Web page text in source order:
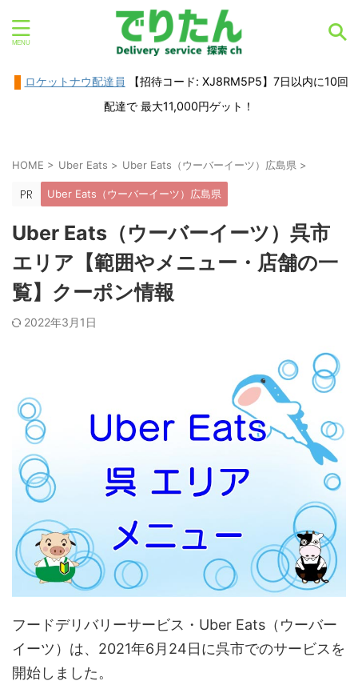
ロケットナウ配達員 【招待コード: XJ8RM5P5】7日以内に10回
配達で 最大11,000円ゲット！
HOME > Uber Eats > Uber Eats（ウーバーイーツ）広島県 >
Uber Eats（ウーバーイーツ）広島県
Uber Eats（ウーバーイーツ）呉市
エリア【範囲やメニュー・店舗の一
覧】クーポン情報
2022年3月1日
フードデリバリーサービス・Uber Eats（ウーバー
イーツ）は、2021年6月24日に呉市でのサービスを
開始しました。